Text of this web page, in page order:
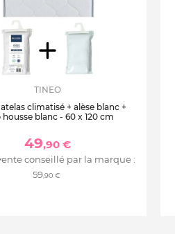
TINEO
climatisé + alèse blanc +
housse blanc - 60 x 120 cm
49,90 €
conseillé par la marque :
59,90 €